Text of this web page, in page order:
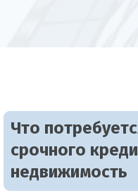
Что
срочного
недвижимость